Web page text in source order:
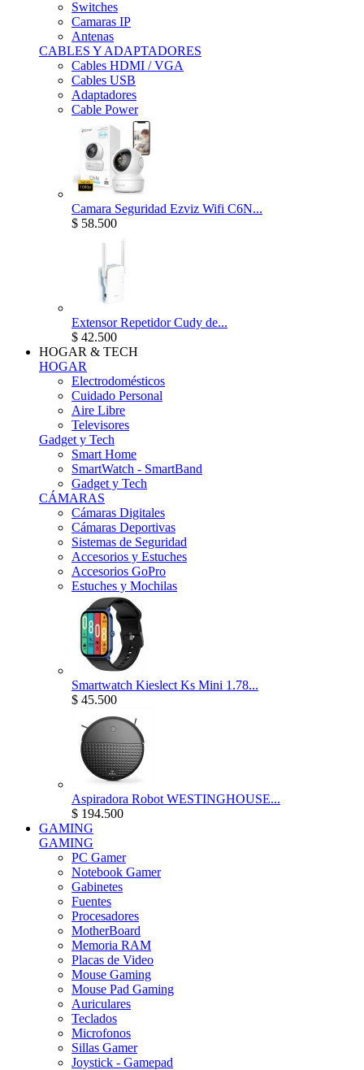
Switches
Camaras IP
Antenas
CABLES Y ADAPTADORES
Cables HDMI / VGA
Cables USB
Adaptadores
Cable Power
Camara Seguridad Ezviz Wifi C6N...
$ 58.500
Extensor Repetidor Cudy de...
$ 42.500
HOGAR & TECH
HOGAR
Electrodomésticos
Cuidado Personal
Aire Libre
Televisores
Gadget y Tech
Smart Home
SmartWatch - SmartBand
Gadget y Tech
CÁMARAS
Cámaras Digitales
Cámaras Deportivas
Sistemas de Seguridad
Accesorios y Estuches
Accesorios GoPro
Estuches y Mochilas
Smartwatch Kieslect Ks Mini 1.78...
$ 45.500
Aspiradora Robot WESTINGHOUSE...
$ 194.500
GAMING
GAMING
PC Gamer
Notebook Gamer
Gabinetes
Fuentes
Procesadores
MotherBoard
Memoria RAM
Placas de Video
Mouse Gaming
Mouse Pad Gaming
Auriculares
Teclados
Microfonos
Sillas Gamer
Joystick - Gamepad